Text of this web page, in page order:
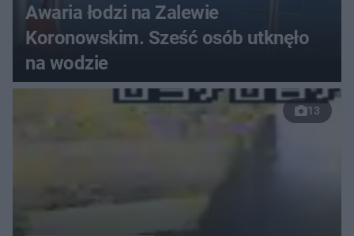
Awaria łodzi na Zalewie
Koronowskim. Sześć osób utknęło
na wodzie
13